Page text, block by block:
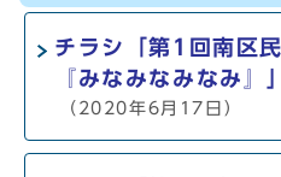
チラシ「第1回南区
『みなみなみなみ』
（2020年6月17日）